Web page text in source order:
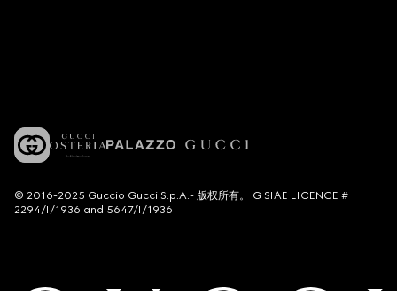
© 2016-2025 Guccio Gucci S.p.A.- 版权所有。 G SIAE LICENCE #
2294/I/1936 and 5647/I/1936